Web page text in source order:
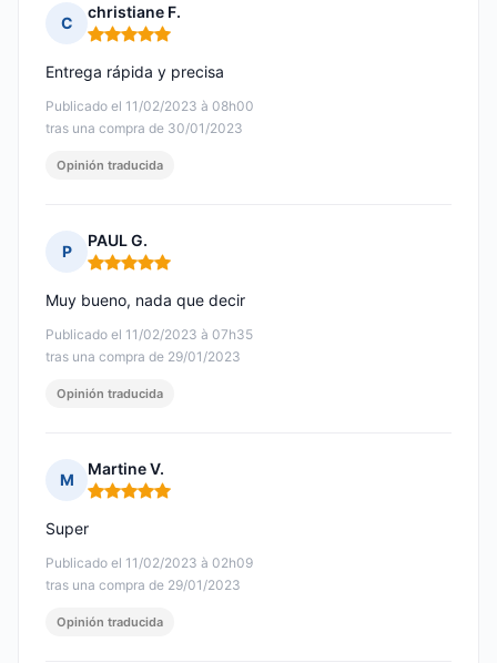
C
christiane F.
Nota: 5 de 5
Publicado el 11/02/2023 à 08h00
tras una compra de 30/01/2023
Entrega rápida y precisa
Opinión traducida
P
PAUL G.
Nota: 5 de 5
Publicado el 11/02/2023 à 07h35
tras una compra de 29/01/2023
Muy bueno, nada que decir
Opinión traducida
M
Martine V.
Nota: 5 de 5
Publicado el 11/02/2023 à 02h09
tras una compra de 29/01/2023
Super
Opinión traducida